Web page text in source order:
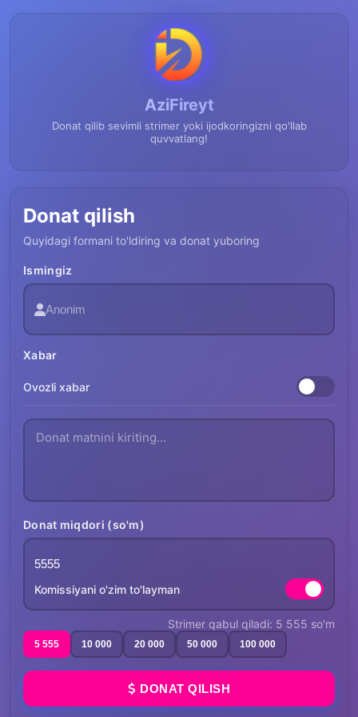
AziFireyt
Donat qilib sevimli strimer yoki ijodkoringizni qo'llab
quvvatlang!
Donat qilish
Quyidagi formani to'ldiring va donat yuboring
Ismingiz
Xabar
Ovozli xabar
Donat miqdori (so'm)
Komissiyani o'zim to'layman
Strimer qabul qiladi: 5 555 so'm
5 555 10 000 20 000 50 000 100 000
DONAT QILISH